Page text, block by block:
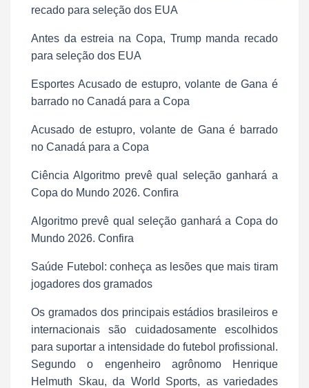
recado para seleção dos EUA
Antes da estreia na Copa, Trump manda recado
para seleção dos EUA
Esportes Acusado de estupro, volante de Gana é
barrado no Canadá para a Copa
Acusado de estupro, volante de Gana é barrado
no Canadá para a Copa
Ciência Algoritmo prevê qual seleção ganhará a
Copa do Mundo 2026. Confira
Algoritmo prevê qual seleção ganhará a Copa do
Mundo 2026. Confira
Saúde Futebol: conheça as lesões que mais tiram
jogadores dos gramados
Os gramados dos principais estádios brasileiros e
internacionais são cuidadosamente escolhidos
para suportar a intensidade do futebol profissional.
Segundo o engenheiro agrônomo Henrique
Helmuth Skau, da World Sports, as variedades